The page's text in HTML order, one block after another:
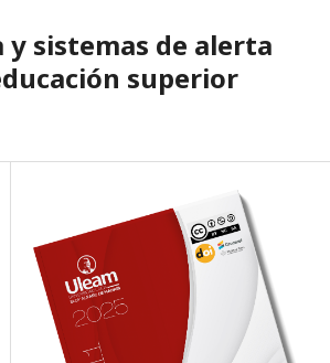
y sistemas de alerta
superior